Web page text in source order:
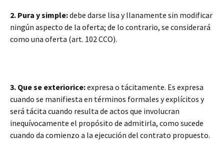
2. Pura y simple:debe darse lisa y llanamente sin modificar
ningún aspecto de la oferta; de lo contrario, se considerará
como una oferta (art. 102 CCO).
3. Que se exteriorice:expresa o tácitamente. Es expresa
cuando se manifiesta en términos formales y explícitos y
será tácita cuando resulta de actos que involucran
inequívocamente el propósito de admitirla, como sucede
cuando da comienzo a la ejecución del contrato propuesto.